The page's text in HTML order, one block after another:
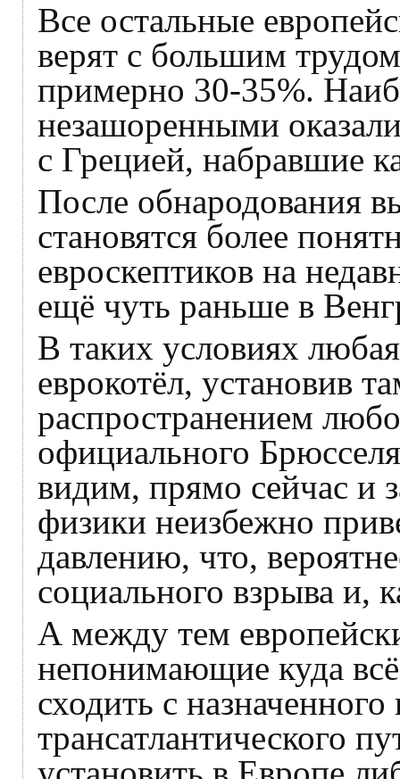
Все остальные
верят с большим
примерно 30-35%.
незашоренными
с Грецией, набравшие
После обнародования
становятся более
евроскептиков на
ещё чуть раньше в
В таких условиях
еврокотёл, установив
распространением
официального
видим, прямо сейчас и
физики неизбежно
давлению, что,
социального взрыва и,
А между тем
непонимающие куда
сходить с
трансатлантического